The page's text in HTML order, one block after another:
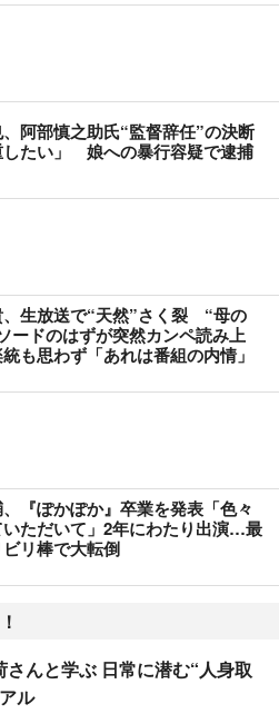
阿部慎之助氏“監督辞任”の決断
したい」 娘への暴行容疑で逮捕
、生放送で“天然”さく裂 “母の
ードのはずが突然カンペ読み上
も思わず「あれは番組の内情」
『ぽかぽか』卒業を発表「色々
ただいて」2年にわたり出演…最
リ棒で大転倒
さんと学ぶ 日常に潜む“人身取
ル